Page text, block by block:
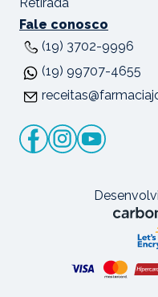
Fale conosco
(19) 3702-9996
(19) 99707-4655